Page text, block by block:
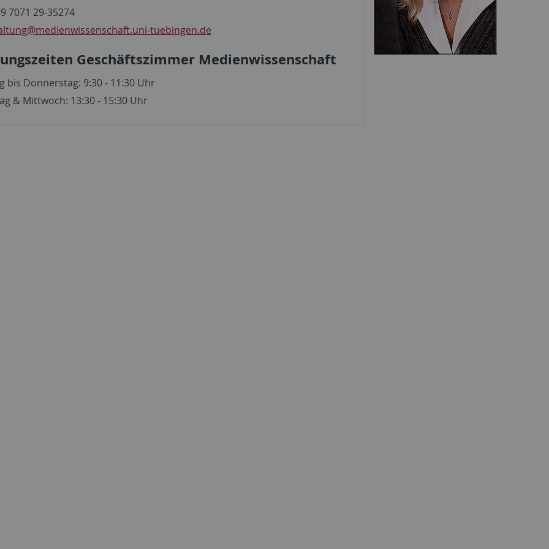
7071 29-35274
@medienwissenschaft.uni-tuebingen.de
Geschäftszimmer Medienwissenschaft
bis Donnerstag: 9:30 - 11:30 Uhr
& Mittwoch: 13:30 - 15:30 Uhr